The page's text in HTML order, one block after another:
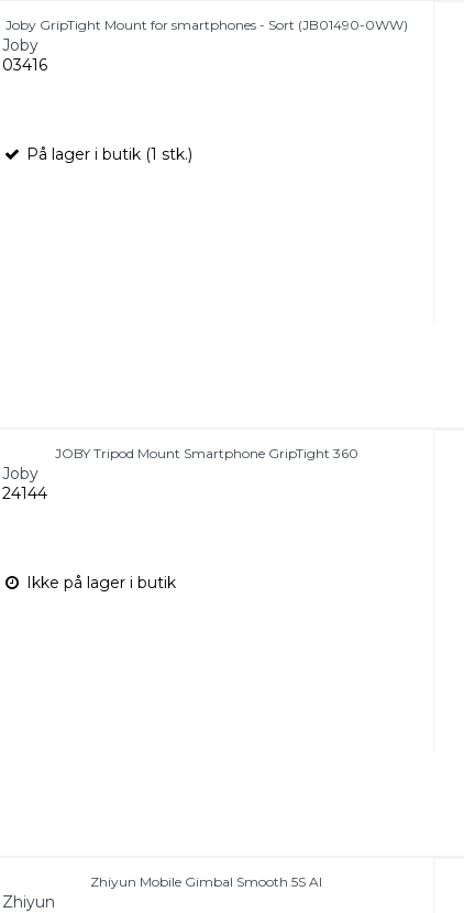
Joby GripTight Mount for smartphones - Sort (JB01490-0WW)
Joby
03416
På lager i butik (1 stk.)
JOBY Tripod Mount Smartphone GripTight 360
Joby
24144
Ikke på lager i butik
Zhiyun Mobile Gimbal Smooth 5S AI
Zhiyun